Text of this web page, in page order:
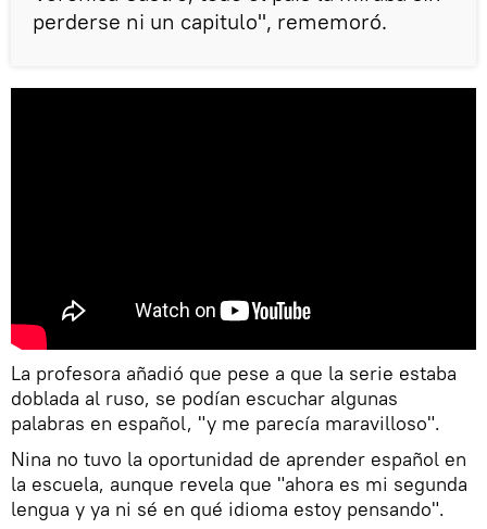
perderse ni un capitulo", rememoró.
La profesora añadió que pese a que la serie estaba
doblada al ruso, se podían escuchar algunas
palabras en español, "y me parecía maravilloso".
Nina no tuvo la oportunidad de aprender español en
la escuela, aunque revela que "ahora es mi segunda
lengua y ya ni sé en qué idioma estoy pensando".